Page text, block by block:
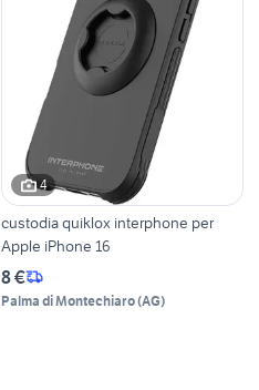
4
custodia quiklox interphone per
Apple iPhone 16
8 €
Palma di Montechiaro(AG)